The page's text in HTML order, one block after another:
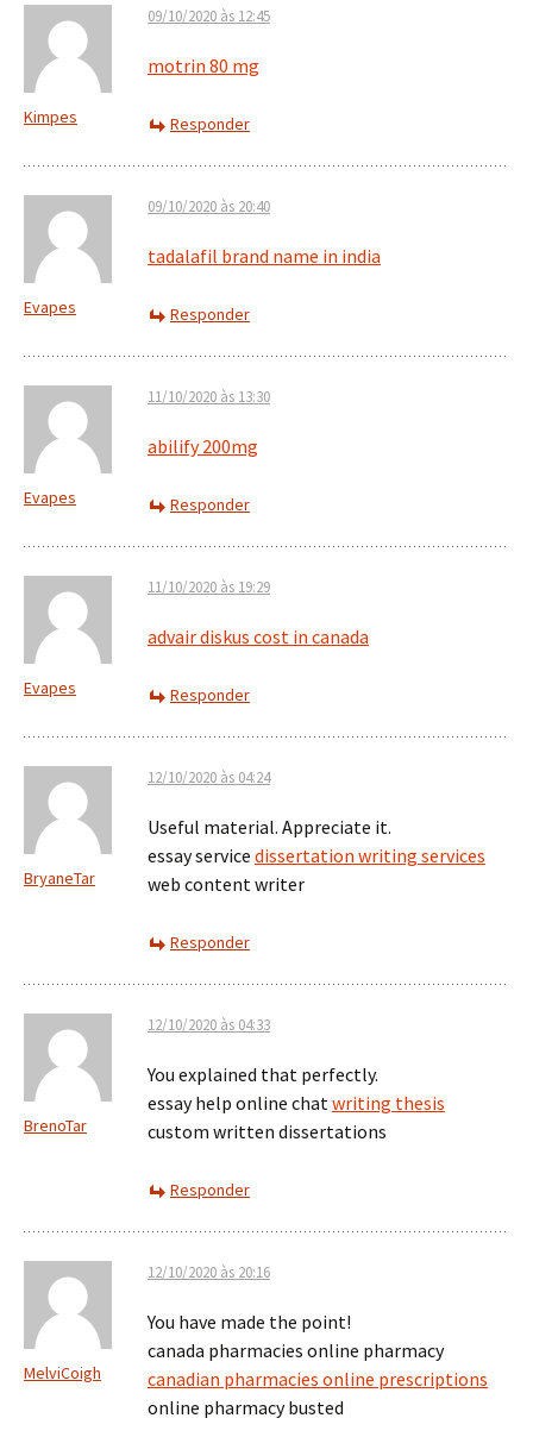
Kimpes
09/10/2020 às 12:45
motrin 80 mg
Responder
Evapes
09/10/2020 às 20:40
tadalafil brand name in india
Responder
Evapes
11/10/2020 às 13:30
abilify 200mg
Responder
Evapes
11/10/2020 às 19:29
advair diskus cost in canada
Responder
BryaneTar
12/10/2020 às 04:24
Useful material. Appreciate it.
essay service dissertation writing services
web content writer
Responder
BrenoTar
12/10/2020 às 04:33
You explained that perfectly.
essay help online chatwriting thesis
custom written dissertations
Responder
MelviCoigh
12/10/2020 às 20:16
You have made the point!
canada pharmacies online pharmacy
canadian pharmacies online prescriptions
online pharmacy busted